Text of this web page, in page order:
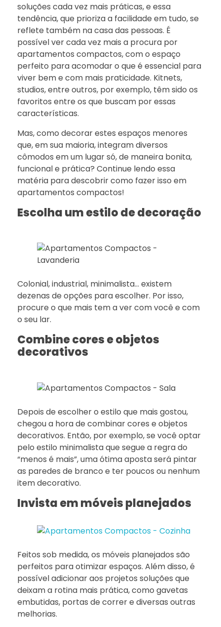
soluções cada vez mais práticas, e essa
tendência, que prioriza a facilidade em tudo, se
reflete também na casa das pessoas. É
possível ver cada vez mais a procura por
apartamentos compactos, com o espaço
perfeito para acomodar o que é essencial para
viver bem e com mais praticidade. Kitnets,
studios, entre outros, por exemplo, têm sido os
favoritos entre os que buscam por essas
características.
Mas, como decorar estes espaços menores
que, em sua maioria, integram diversos
cômodos em um lugar só, de maneira bonita,
funcional e prática? Continue lendo essa
matéria para descobrir como fazer isso em
apartamentos compactos!
Escolha um estilo de decoração
Colonial, industrial, minimalista… existem
dezenas de opções para escolher. Por isso,
procure o que mais tem a ver com você e com
o seu lar.
Combine cores e objetos
decorativos
Depois de escolher o estilo que mais gostou,
chegou a hora de combinar cores e objetos
decorativos. Então, por exemplo, se você optar
pelo estilo minimalista que segue a regra do
“menos é mais”, uma ótima aposta será pintar
as paredes de branco e ter poucos ou nenhum
item decorativo.
Invista em móveis planejados
Feitos sob medida, os móveis planejados são
perfeitos para otimizar espaços. Além disso, é
possível adicionar aos projetos soluções que
deixam a rotina mais prática, como gavetas
embutidas, portas de correr e diversas outras
melhorias.